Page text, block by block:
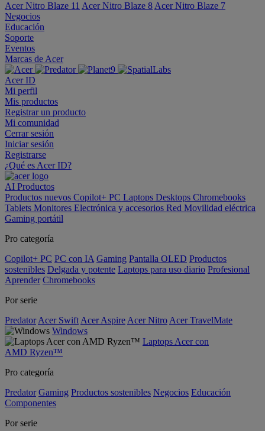
Acer Nitro Blaze 11 Acer Nitro Blaze 8 Acer Nitro Blaze 7
Negocios
Educación
Soporte
Eventos
Marcas de Acer
Acer ID
Mi perfil
Mis productos
Registrar un producto
Mi comunidad
Cerrar sesión
Iniciar sesión
Registrarse
¿Qué es Acer ID?
AI Productos
Productos nuevos Copilot+ PC Laptops Desktops Chromebooks
Tablets Monitores Electrónica y accesorios Red Movilidad eléctrica
Gaming portátil
Pro categoría
Copilot+ PC PC con IA Gaming Pantalla OLED Productos
sostenibles Delgada y potente Laptops para uso diario Profesional
Aprender Chromebooks
Por serie
Predator Acer Swift Acer Aspire Acer Nitro Acer TravelMate
Windows
Laptops Acer con
AMD Ryzen™
Pro categoría
Predator Gaming Productos sostenibles Negocios Educación
Componentes
Por serie